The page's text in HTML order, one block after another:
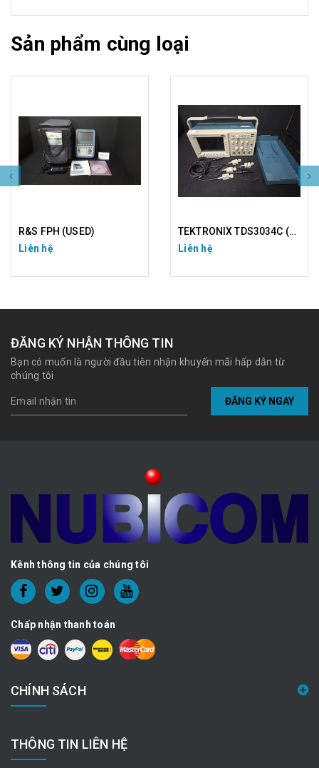
Sản phẩm cùng loại
R&S FPH (USED)
Liên hệ
TEKTRONIX TDS3034C (USED)
Liên hệ
ĐĂNG KÝ NHẬN THÔNG TIN
Bạn có muốn là người đầu tiên nhận khuyến mãi hấp dẫn từ
chúng tôi
ĐĂNG KÝ NGAY
Kênh thông tin của chúng tôi
Chấp nhận thanh toán
CHÍNH SÁCH
THÔNG TIN LIÊN HỆ